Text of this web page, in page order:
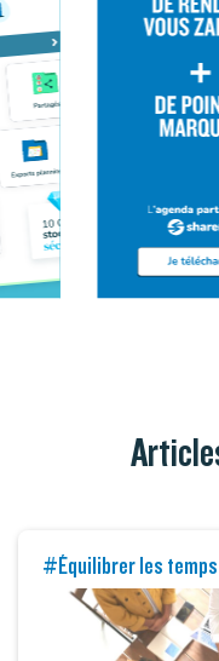
#Équilibrer les temps